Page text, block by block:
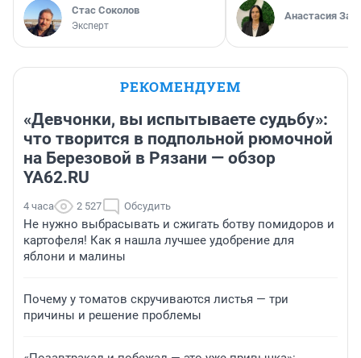
Стас Соколов
Эксперт
Анастасия
РЕКОМЕНДУЕМ
«Девчонки, вы испытываете судьбу»:
что творится в подпольной рюмочной
на Березовой в Рязани — обзор
YA62.RU
4 часа 2 527 Обсудить
Не нужно выбрасывать и сжигать ботву помидоров и
картофеля! Как я нашла лучшее удобрение для
яблони и малины
Почему у томатов скручиваются листья — три
причины и решение проблемы